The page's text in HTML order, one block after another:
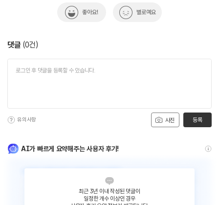
좋아요! 별로예요
댓글 (0건)
사진
유의사항 등록
AI가 빠르게 요약해주는 사용자 후기!
최근 3년 이내 작성된 댓글이
일정한 개수 이상인 경우